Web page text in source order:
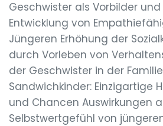
Geschwister als Vorbilder und
Entwicklung von
Jüngeren Erhöhung der
durch Vorleben von
der Geschwister in der
Sandwichkinder: Einzigartige
und Chancen Auswirkungen
Selbstwertgefühl von